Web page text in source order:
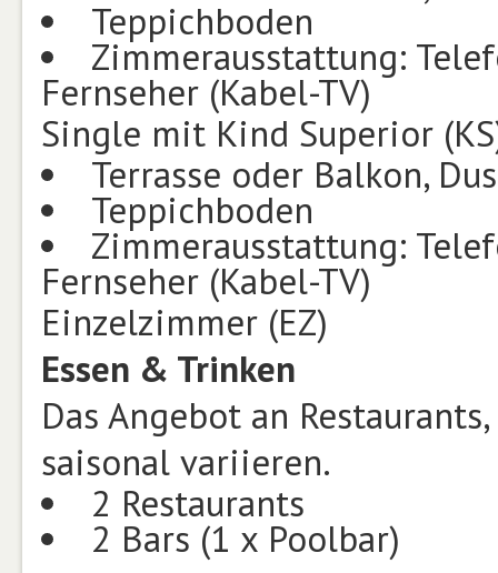
Teppichboden
Zimmerausstattung:
Fernseher (Kabel-TV)
Single mit Kind Superior
Terrasse oder Balkon,
Teppichboden
Zimmerausstattung:
Fernseher (Kabel-TV)
Einzelzimmer (EZ)
Essen & Trinken
Das Angebot an
saisonal variieren.
2 Restaurants
2 Bars (1 x Poolbar)